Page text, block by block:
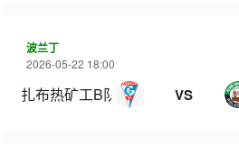
波兰丁
2026-05-22 18:00
扎布热矿工B队 VS